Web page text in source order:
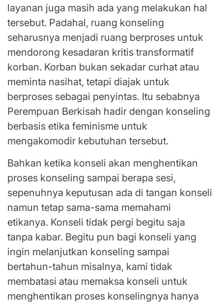
layanan juga masih ada yang melakukan hal
tersebut. Padahal, ruang konseling
seharusnya menjadi ruang berproses untuk
mendorong kesadaran kritis transformatif
korban. Korban bukan sekadar curhat atau
meminta nasihat, tetapi diajak untuk
berproses sebagai penyintas. Itu sebabnya
Perempuan Berkisah hadir dengan konseling
berbasis etika feminisme untuk
mengakomodir kebutuhan tersebut.
Bahkan ketika konseli akan menghentikan
proses konseling sampai berapa sesi,
sepenuhnya keputusan ada di tangan konseli
namun tetap sama-sama memahami
etikanya. Konseli tidak pergi begitu saja
tanpa kabar. Begitu pun bagi konseli yang
ingin melanjutkan konseling sampai
bertahun-tahun misalnya, kami tidak
membatasi atau memaksa konseli untuk
menghentikan proses konselingnya hanya